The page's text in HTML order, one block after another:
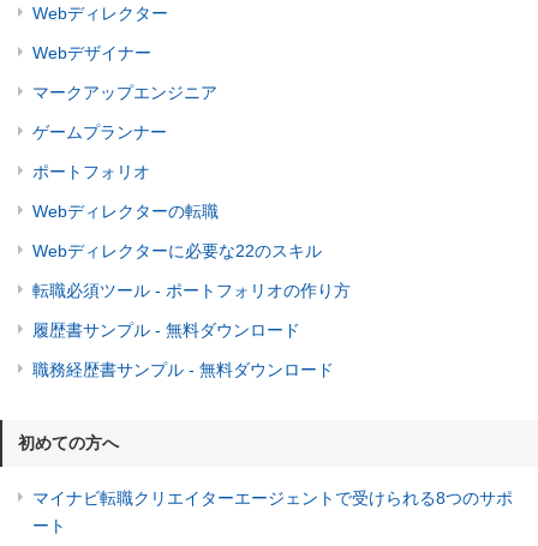
Webディレクター
Webデザイナー
マークアップエンジニア
ゲームプランナー
ポートフォリオ
Webディレクターの転職
Webディレクターに必要な22のスキル
転職必須ツール - ポートフォリオの作り方
履歴書サンプル - 無料ダウンロード
職務経歴書サンプル - 無料ダウンロード
初めての方へ
マイナビ転職クリエイターエージェントで受けられる8つのサポ
ート